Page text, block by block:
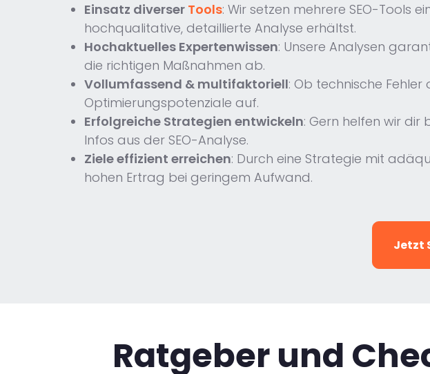
Einsatz diverser Tools: Wir setzen mehrere SEO-Tools
hochqualitative, detaillierte Analyse erhältst.
Hochaktuelles Expertenwissen: Unsere Analysen
die richtigen Maßnahmen ab.
Vollumfassend & multifaktoriell: Ob technische
Optimierungspotenziale auf.
Erfolgreiche Strategien entwickeln: Gern helfen wir
Infos aus der SEO-Analyse.
Ziele effizient erreichen: Durch eine Strategie mit
hohen Ertrag bei geringem Aufwand.
Jetzt
Ratgeber und